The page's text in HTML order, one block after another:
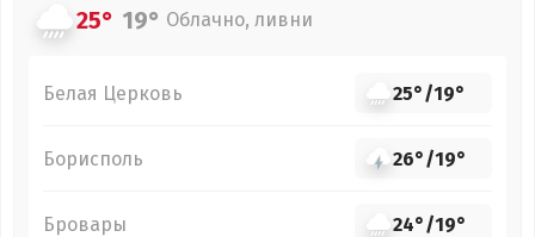
25° 19° Облачно, ливни
Белая Церковь 25°/19°
Борисполь 26°/19°
Бровары 24°/19°